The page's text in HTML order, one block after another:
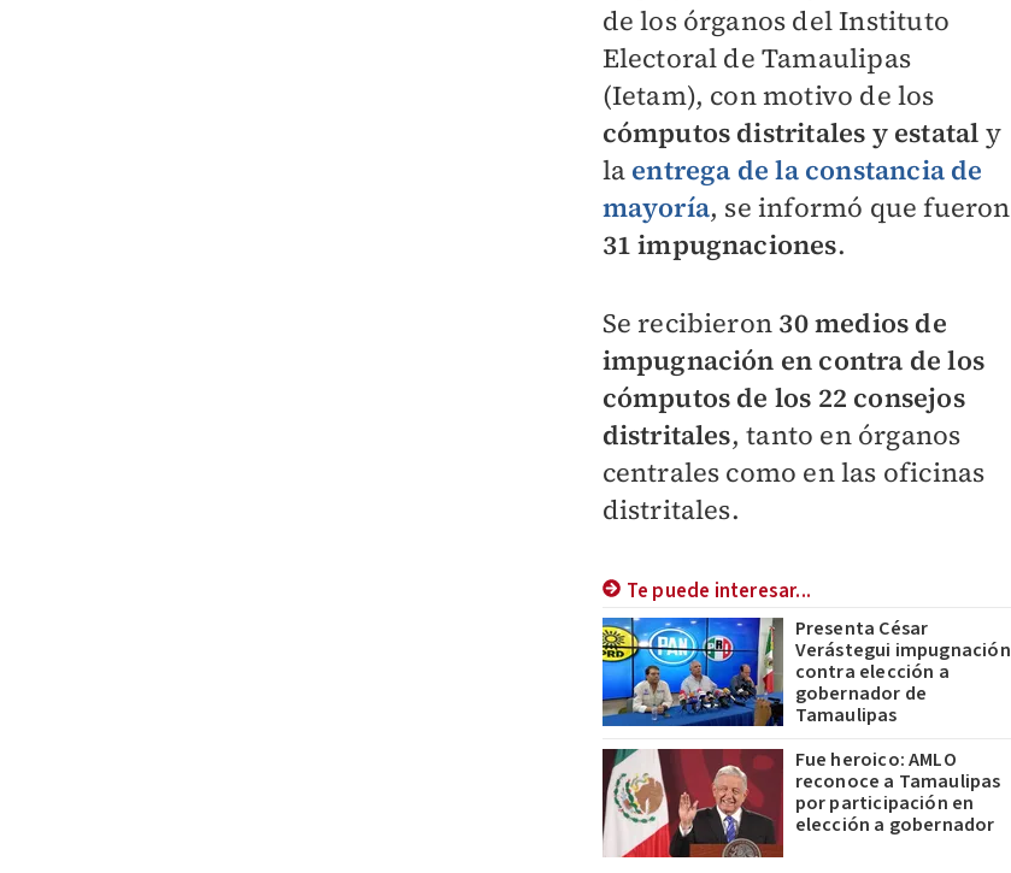
de los órganos del Instituto
Electoral de Tamaulipas
(Ietam), con motivo de los
cómputos distritales y estatal y
la entrega de la constancia de
mayoría, se informó que fueron
31 impugnaciones.
Se recibieron 30 medios de
impugnación en contra de los
cómputos de los 22 consejos
distritales, tanto en órganos
centrales como en las oficinas
distritales.
Te puede interesar...
Presenta César
Verástegui impugnación
contra elección a
gobernador de
Tamaulipas
Fue heroico: AMLO
reconoce a Tamaulipas
por participación en
elección a gobernador